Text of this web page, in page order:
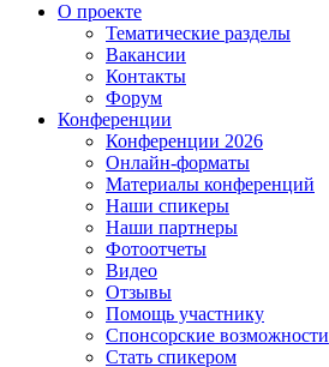
О проекте
Тематические разделы
Вакансии
Контакты
Форум
Конференции
Конференции 2026
Онлайн-форматы
Материалы конференций
Наши спикеры
Наши партнеры
Фотоотчеты
Видео
Отзывы
Помощь участнику
Спонсорские возможности
Стать спикером